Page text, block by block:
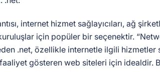
internet hizmet sağlayıcıları, ağ
için popüler bir seçenektir.
.net, özellikle internetle ilgili hizmetler
gösteren web siteleri için idealdir.